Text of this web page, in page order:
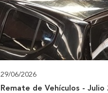
29/06/2026
Remate de Vehículos - Julio